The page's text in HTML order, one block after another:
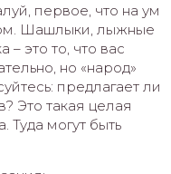
первое, что на ум
Шашлыки, лыжные
– это то, что вас
но «народ»
предлагает ли
Это такая целая
Туда могут быть